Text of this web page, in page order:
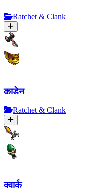
Ratchet & Clank
काडेन
Ratchet & Clank
क्वार्क